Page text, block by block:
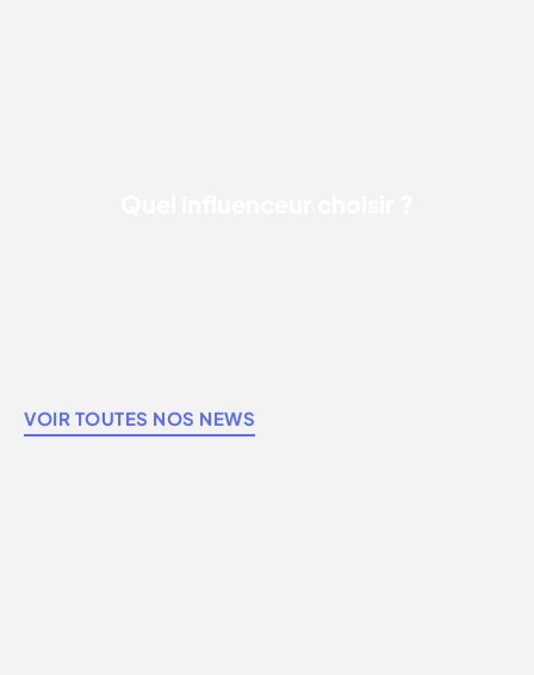
VOIR TOUTES NOS NEWS